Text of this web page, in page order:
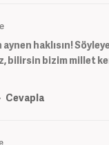
haklısın!
bilirsin bizim millet
Cevapla